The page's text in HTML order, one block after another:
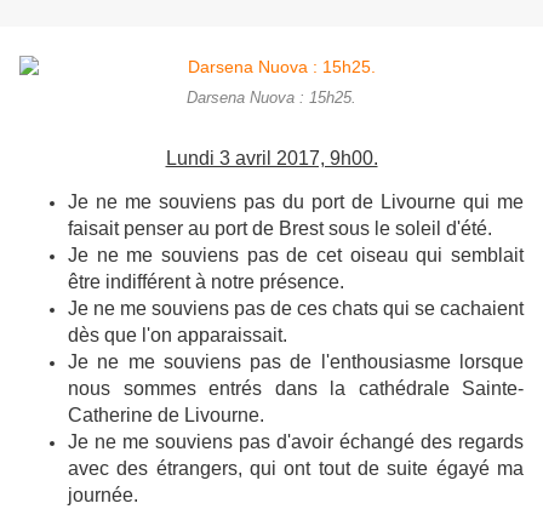
Darsena Nuova : 15h25.
Lundi 3 avril 2017, 9h00.
Je ne me souviens pas du port de Livourne qui me
faisait penser au port de Brest sous le soleil d'été.
Je ne me souviens pas de cet oiseau qui semblait
être indifférent à notre présence.
Je ne me souviens pas de ces chats qui se cachaient
dès que l'on apparaissait.
Je ne me souviens pas de l'enthousiasme lorsque
nous sommes entrés dans la cathédrale Sainte-
Catherine de Livourne.
Je ne me souviens pas d'avoir échangé des regards
avec des étrangers, qui ont tout de suite égayé ma
journée.